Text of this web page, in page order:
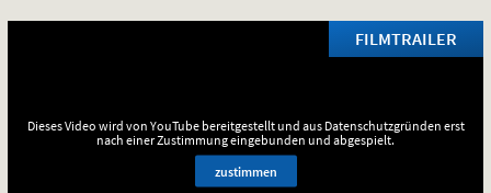
FILMTRAILER
Dieses Video wird von YouTube bereitgestellt und aus Datenschutzgründen erst
nach einer Zustimmung eingebunden und abgespielt.
zustimmen